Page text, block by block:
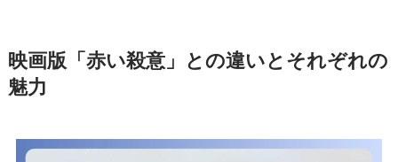
映画版「赤い殺意」との違いとそれぞれの
魅力